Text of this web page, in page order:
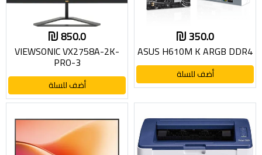
350.0
ASUS H610M K ARGB DDR4
أضف للسلة
850.0
VIEWSONIC VX2758A-2K-
PRO-3
أضف للسلة